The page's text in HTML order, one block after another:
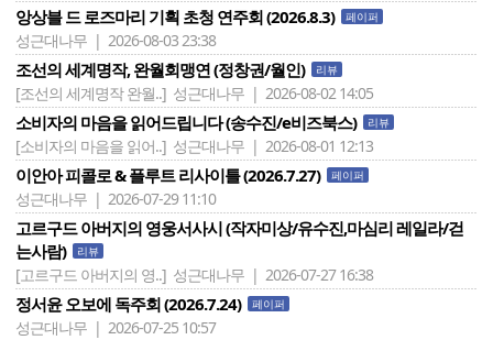
앙상블 드 로즈마리 기획 초청 연주회 (2026.8.3) 페이퍼
성근대나무 | 2026-08-03 23:38
조선의 세계명작, 완월회맹연 (정창권/월인) 리뷰
[조선의 세계명작 완월..] 성근대나무 | 2026-08-02 14:05
소비자의 마음을 읽어드립니다 (송수진/e비즈북스) 리뷰
[소비자의 마음을 읽어..] 성근대나무 | 2026-08-01 12:13
이안아 피콜로 & 플루트 리사이틀 (2026.7.27) 페이퍼
성근대나무 | 2026-07-29 11:10
고르구드 아버지의 영웅서사시 (작자미상/유수진,마심리 레일라/걷
는사람)
리뷰
[고르구드 아버지의 영..] 성근대나무 | 2026-07-27 16:38
정서윤 오보에 독주회 (2026.7.24) 페이퍼
성근대나무 | 2026-07-25 10:57